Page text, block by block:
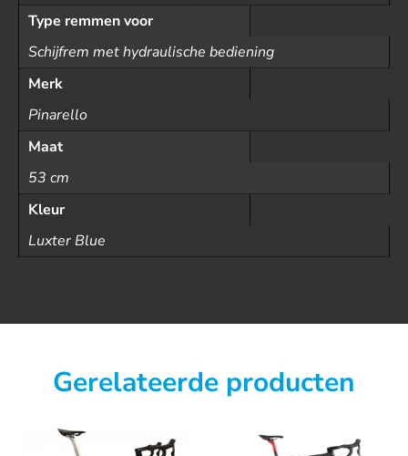
Type remmen voor
Schijfrem met hydraulische bediening
Merk
Pinarello
Maat
53 cm
Kleur
Luxter Blue
Gerelateerde producten